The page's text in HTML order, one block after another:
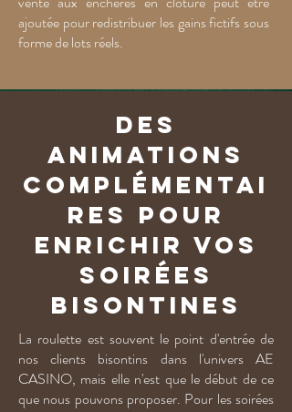
ajoutée pour redistribuer les gains fictifs sous
forme de lots réels.
Des
animations
complémentai
res pour
enrichir vos
soirées
bisontines
La roulette est souvent le point d'entrée de
nos clients bisontins dans l'univers AE
CASINO, mais elle n'est que le début de ce
que nous pouvons proposer. Pour les soirées